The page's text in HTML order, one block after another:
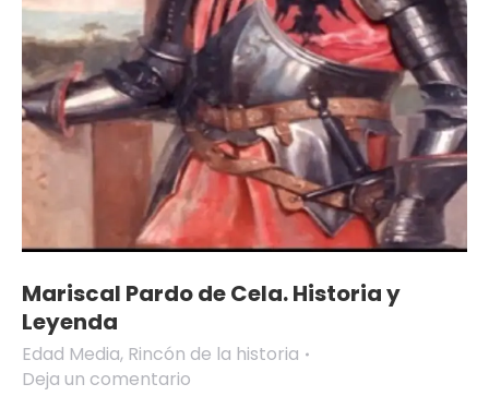
Mariscal Pardo de Cela. Historia y
Leyenda
Edad Media, Rincón de la historia
Deja un comentario